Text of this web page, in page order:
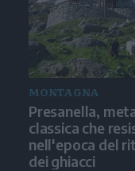
MONTAGNA
Presanella,
classica che
nell'epoca del
dei ghiacci